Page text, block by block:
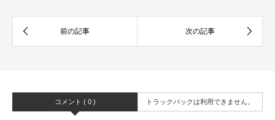
コメント ( 0 ) トラックバックは利用できません。